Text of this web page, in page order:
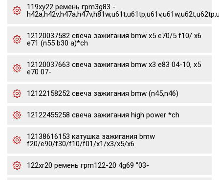
119xy22 ремень грm3g83 -
12120037582 свеча зажигания bmw x5 e70/5 f10/ x6
e71 (n55 b30 a)*ch
12120037663 свеча зажигания bmw x3 e83 04-10, x5
e70 07-
12122158252 свеча зажигания bmw (n45,n46)
12122455258 свеча зажигания high power *ch
12138616153 катушка зажигания bmw
f20/e90/f30/f10/f01/x1/x3/x5/x6
122xr20 ремень грm122-20 4g69 "03-